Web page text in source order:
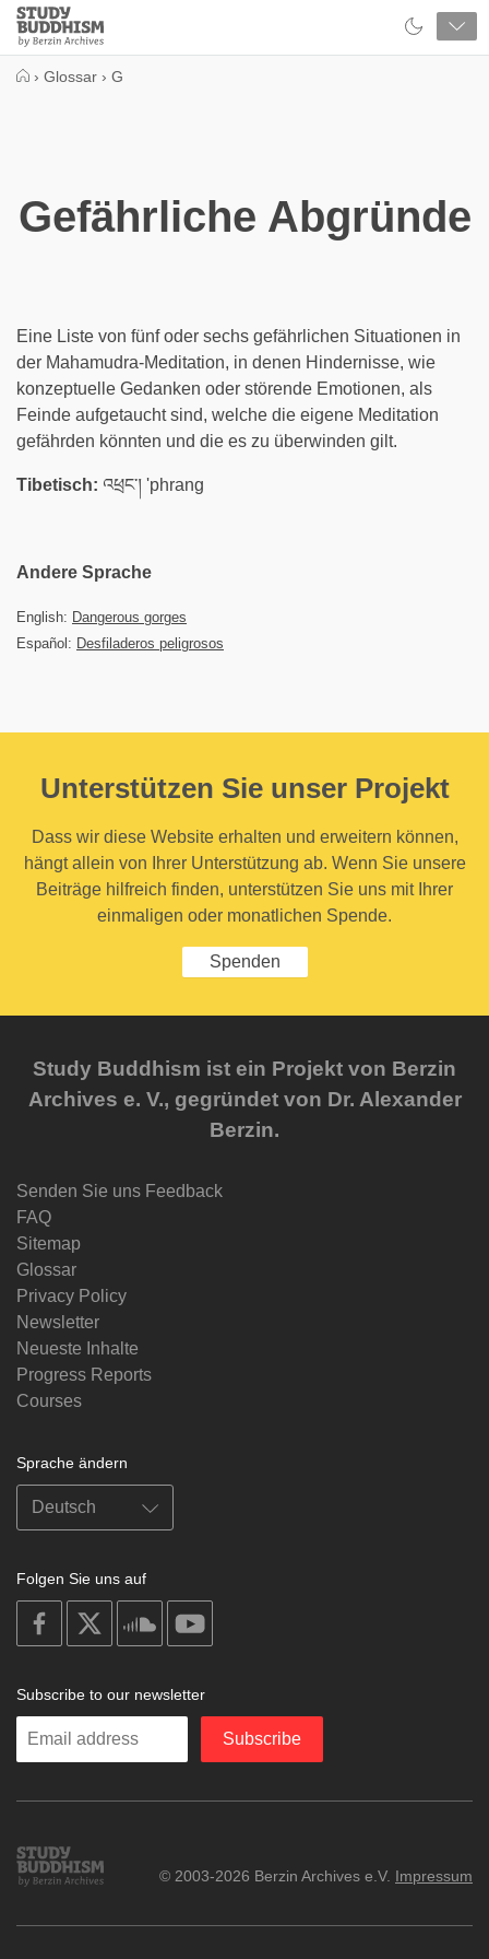
Close
Study
Buddhism
› Glossar › G
Gefährliche Abgründe
Eine Liste von fünf oder sechs gefährlichen Situationen in
der Mahamudra-Meditation, in denen Hindernisse, wie
konzeptuelle Gedanken oder störende Emotionen, als
Feinde aufgetaucht sind, welche die eigene Meditation
gefährden könnten und die es zu überwinden gilt.
Tibetisch: འཕྲང་། 'phrang
Andere Sprache
English: Dangerous gorges
Español: Desfiladeros peligrosos
Unterstützen Sie unser Projekt
Dass wir diese Website erhalten und erweitern können,
hängt allein von Ihrer Unterstützung ab. Wenn Sie unsere
Beiträge hilfreich finden, unterstützen Sie uns mit Ihrer
einmaligen oder monatlichen Spende.
Spenden
Study Buddhism ist ein Projekt von Berzin
Archives e. V., gegründet von Dr. Alexander
Berzin.
Senden Sie uns Feedback
FAQ
Sitemap
Glossar
Privacy Policy
Newsletter
Neueste Inhalte
Progress Reports
Courses
Sprache ändern
Folgen Sie uns auf
on
facebook
soundcloud
Subscribe to our newsletter
Enter
Subscribe
Study
Buddhism
© 2003-2026 Berzin Archives e.V. Impressum